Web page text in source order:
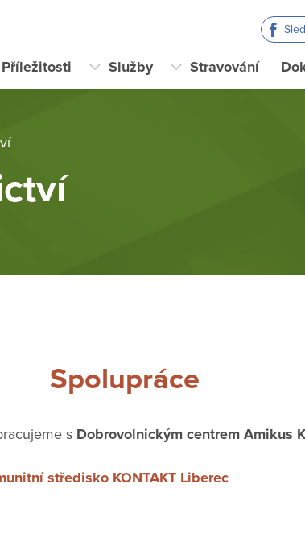
Příležitosti Služby Stravování
Spolupráce
s Dobrovolnickým centrem Amikus
středisko KONTAKT Liberec